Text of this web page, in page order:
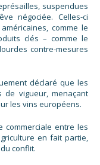
suspendues
négociée. Celles-ci
comme le
clés – comme le
contre-mesures
déclaré que les
de vigueur, menaçant
les vins européens.
commerciale entre les
en fait partie,
conflit.